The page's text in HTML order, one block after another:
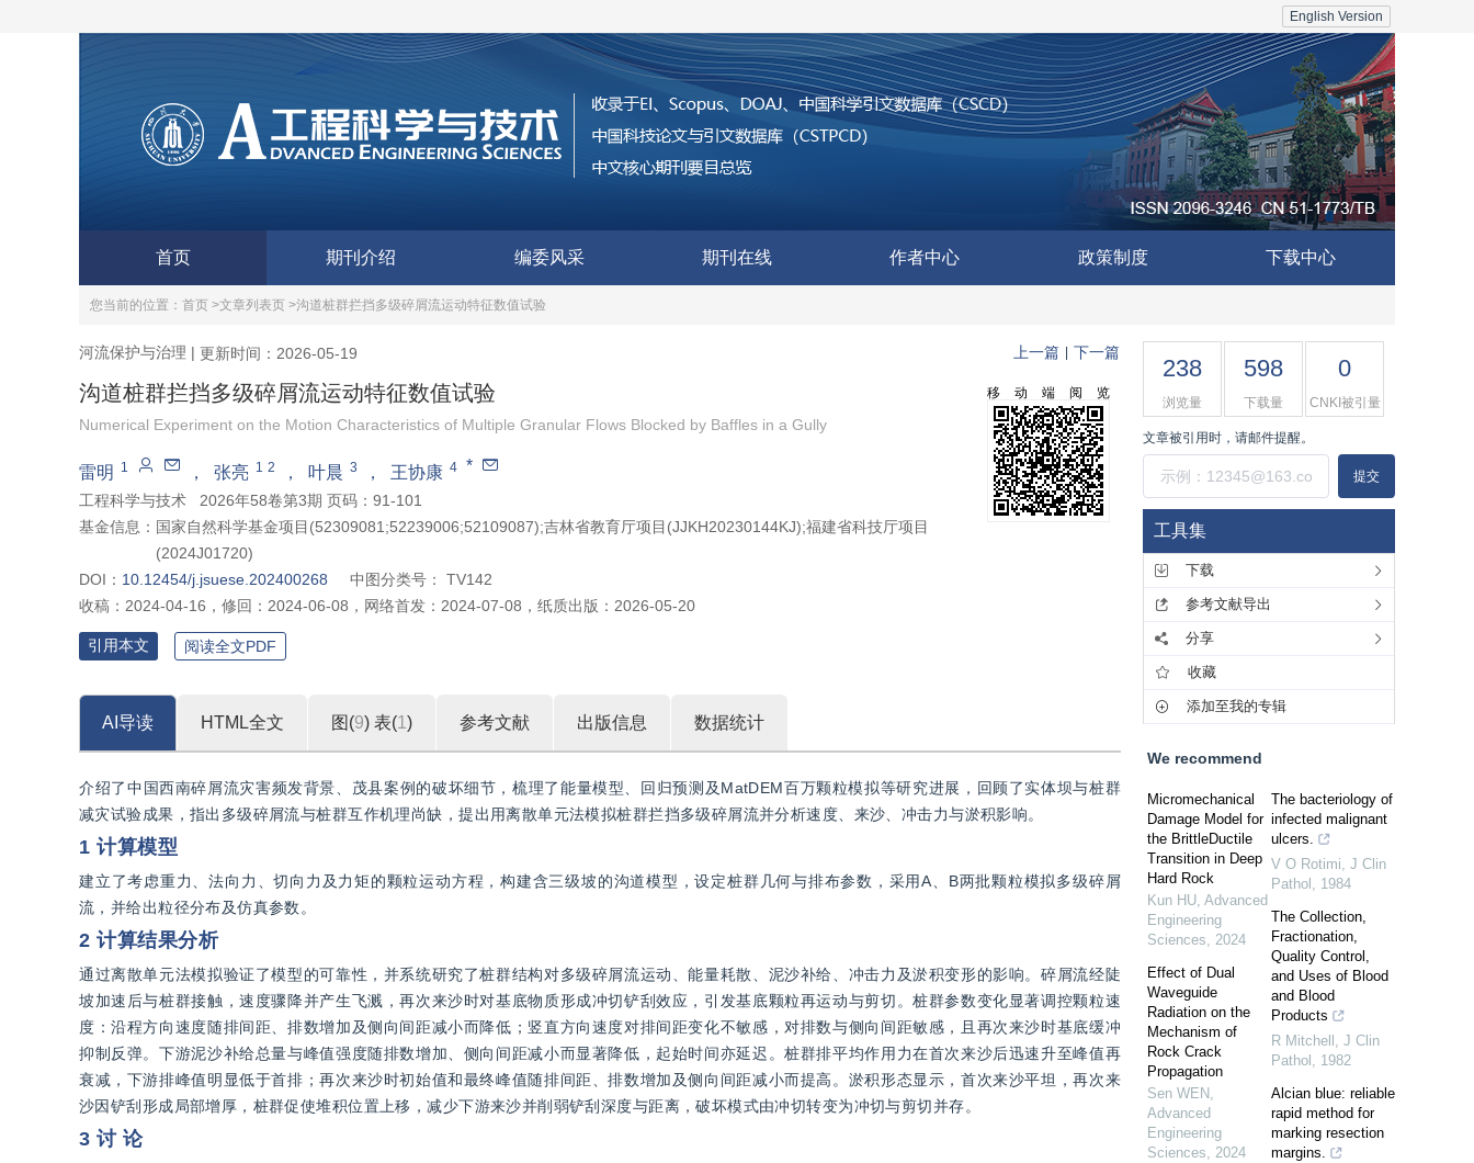
English Version
首页 期刊介绍 编委风采 期刊在线 作者中心 政策制度 下载中心
您当前的位置： 首页 >文章列表页 >沟道桩群拦挡多级碎屑流运动特征数值试验
河流保护与治理 | 更新时间：2026-05-19 上一篇 下一篇
沟道桩群拦挡多级碎屑流运动特征数值试验
Numerical Experiment on the Motion Characteristics of Multiple Granular Flows Blocked by Baffles in a Gully
雷明 1 ， 张亮 1 2 ， 叶晨 3 ， 王协康 4 *
工程科学与技术
2026年58卷第3期 页码：91-101
基金信息： 国家自然科学基金项目(52309081;52239006;52109087);吉林省教育厅项目(JJKH20230144KJ);福建省科技厅项目
(2024J01720)
DOI： 10.12454/j.jsuese.202400268 中图分类号：
TV142
收稿： 2024-04-16 ， 修回： 2024-06-08 ， 网络首发： 2024-07-08 ， 纸质出版： 2026-05-20
移动端阅览
引用本文 阅读全文PDF
AI导读 HTML全文 图(9) 表(1 ) 参考文献 出版信息 数据统计
介绍了中国西南碎屑流灾害频发背景、茂县案例的破坏细节，梳理了能量模型、回归预测及MatDEM百万颗粒模拟等研究进展，回顾了实体坝与桩群
减灾试验成果，指出多级碎屑流与桩群互作机理尚缺，提出用离散单元法模拟桩群拦挡多级碎屑流并分析速度、来沙、冲击力与淤积影响。
1 计算模型
建立了考虑重力、法向力、切向力及力矩的颗粒运动方程，构建含三级坡的沟道模型，设定桩群几何与排布参数，采用A、B两批颗粒模拟多级碎屑
流，并给出粒径分布及仿真参数。
2 计算结果分析
通过离散单元法模拟验证了模型的可靠性，并系统研究了桩群结构对多级碎屑流运动、能量耗散、泥沙补给、冲击力及淤积变形的影响。碎屑流经陡
坡加速后与桩群接触，速度骤降并产生飞溅，再次来沙时对基底物质形成冲切铲刮效应，引发基底颗粒再运动与剪切。桩群参数变化显著调控颗粒速
度：沿程方向速度随排间距、排数增加及侧向间距减小而降低；竖直方向速度对排间距变化不敏感，对排数与侧向间距敏感，且再次来沙时基底缓冲
抑制反弹。下游泥沙补给总量与峰值强度随排数增加、侧向间距减小而显著降低，起始时间亦延迟。桩群排平均作用力在首次来沙后迅速升至峰值再
衰减，下游排峰值明显低于首排；再次来沙时初始值和最终峰值随排间距、排数增加及侧向间距减小而提高。淤积形态显示，首次来沙平坦，再次来
沙因铲刮形成局部增厚，桩群促使堆积位置上移，减少下游来沙并削弱铲刮深度与距离，破坏模式由冲切转变为冲切与剪切并存。
3 讨 论
238
浏览量
598
下载量
0
CNKI被引量
文章被引用时，请邮件提醒。
提交
工具集
下载
参考文献导出
分享
收藏
添加至我的专辑
We recommend
Micromechanical
Damage Model for
the BrittleDuctile
Transition in Deep
Hard Rock
Kun HU, Advanced
Engineering
Sciences, 2024
Effect of Dual
Waveguide
Radiation on the
Mechanism of
Rock Crack
Propagation
Sen WEN ,
Advanced
Engineering
Sciences, 2024
The bacteriology of
infected malignant
ulcers.
V O Rotimi, J Clin
Pathol , 1984
The Collection,
Fractionation,
Quality Control,
and Uses of Blood
and Blood
Products
R Mitchell , J Clin
Pathol , 1982
Alcian blue: reliable
rapid method for
marking resection
margins.